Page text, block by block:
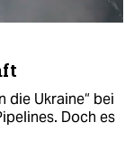
die Ukraine“ bei
Doch es